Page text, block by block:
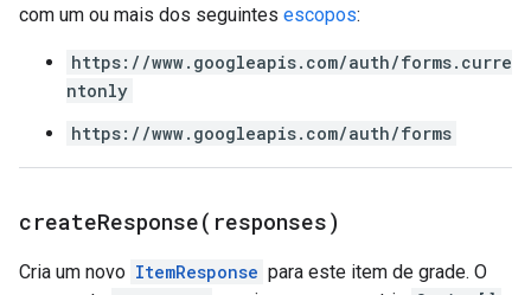
com um ou mais dos seguintes escopos:
https://www.googleapis.com/auth/forms.curre
ntonly
https://www.googleapis.com/auth/forms
createResponse( responses)
Cria um novo ItemResponse para este item de grade. O